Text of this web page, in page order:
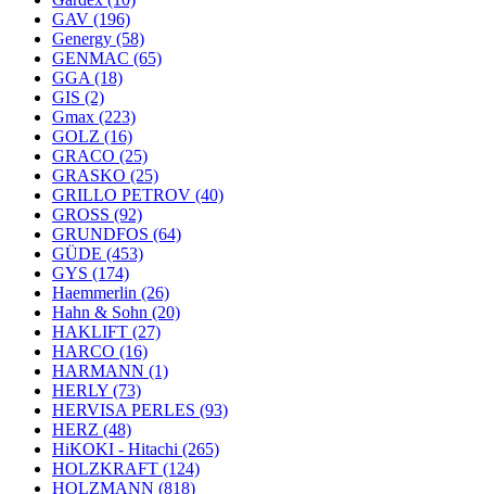
GAV (196)
Genergy (58)
GENMAC (65)
GGA (18)
GIS (2)
Gmax (223)
GOLZ (16)
GRACO (25)
GRASKO (25)
GRILLO PETROV (40)
GROSS (92)
GRUNDFOS (64)
GÜDE (453)
GYS (174)
Haemmerlin (26)
Hahn & Sohn (20)
HAKLIFT (27)
HARCO (16)
HARMANN (1)
HERLY (73)
HERVISA PERLES (93)
HERZ (48)
HiKOKI - Hitachi (265)
HOLZKRAFT (124)
HOLZMANN (818)